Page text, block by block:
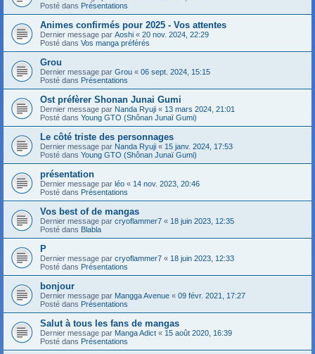
Posté dans Présentations
Animes confirmés pour 2025 - Vos attentes
Dernier message par Aoshi « 20 nov. 2024, 22:29
Posté dans Vos manga préférés
Grou
Dernier message par Grou « 06 sept. 2024, 15:15
Posté dans Présentations
Ost préfèrer Shonan Junai Gumi
Dernier message par Nanda Ryuji « 13 mars 2024, 21:01
Posté dans Young GTO (Shônan Junaï Gumi)
Le côté triste des personnages
Dernier message par Nanda Ryuji « 15 janv. 2024, 17:53
Posté dans Young GTO (Shônan Junaï Gumi)
présentation
Dernier message par léo « 14 nov. 2023, 20:46
Posté dans Présentations
Vos best of de mangas
Dernier message par cryoflammer7 « 18 juin 2023, 12:35
Posté dans Blabla
P
Dernier message par cryoflammer7 « 18 juin 2023, 12:33
Posté dans Présentations
bonjour
Dernier message par Mangga Avenue « 09 févr. 2021, 17:27
Posté dans Présentations
Salut à tous les fans de mangas
Dernier message par Manga Adict « 15 août 2020, 16:39
Posté dans Présentations